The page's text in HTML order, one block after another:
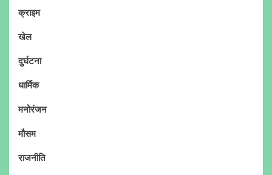
क्राइम
खेल
दुर्घटना
धार्मिक
मनोरंजन
मौसम
राजनीति